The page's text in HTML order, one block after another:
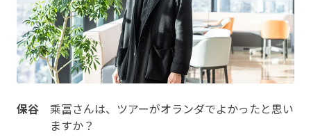
保谷 乘冨さんは、ツアーがオランダでよかったと思い
ますか？